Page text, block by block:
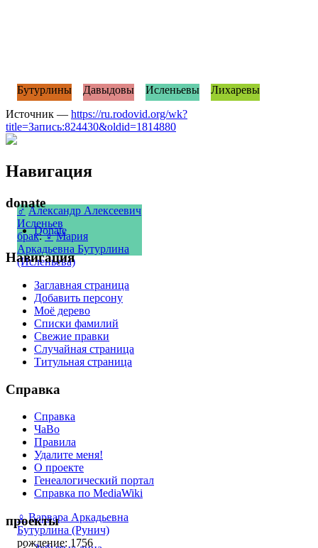
♂ Александр Алексеевич
Исленьев
брак:♀ Мария
Аркадьевна Бутурлина
(Исленьева)
♀ Варвара Аркадьевна
Бутурлина (Рунич)
рождение: 1756
Бутурлины Давыдовы Исленьевы
Лихаревы
Источник — https://ru.rodovid.org/wk?
title=Запись:824430&oldid=1814880
Навигация
donate
Donate
Навигация
Заглавная страница
Добавить персону
Моё дерево
Списки фамилий
Свежие правки
Случайная страница
Титульная страница
Справка
Справка
ЧаВо
Правила
Удалите меня!
О проекте
Генеалогический портал
Справка по MediaWiki
проекты